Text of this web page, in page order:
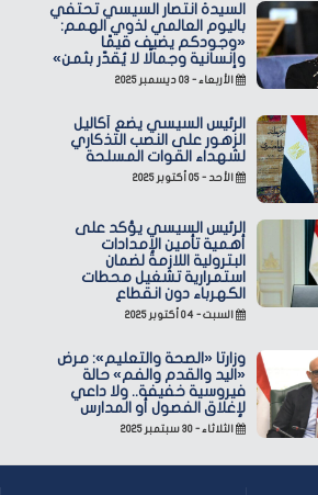
السيدة انتصار السيسي تحتفي
باليوم العالمي لذوي الهمم:
«وجودكم يضيف قيمًا
وإنسانية وجمالًا لا يُقدّر بثمن»
الأربعاء - ٠٣ ديسمبر ٢٠٢٥
الرئيس السيسي يضع أكاليل
الزهور على النصب التذكاري
لشهداء القوات المسلحة
الأحد - ٠٥ أكتوبر ٢٠٢٥
الرئيس السيسي يؤكد على
أهمية تأمين الإمدادات
البترولية اللازمة لضمان
استمرارية تشغيل محطات
الكهرباء دون انقطاع
السبت - ٠٤ أكتوبر ٢٠٢٥
وزارتا «الصحة والتعليم»: مرض
«اليد والقدم والفم» حالة
فيروسية خفيفة.. ولا داعي
لإغلاق الفصول أو المدارس
الثلاثاء - ٣٠ سبتمبر ٢٠٢٥